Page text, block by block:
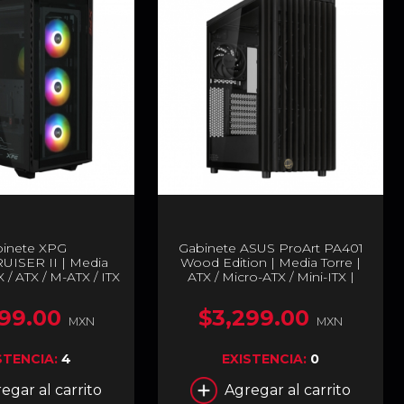
XPG
II | Media
/ ATX / M-ATX / ITX
ARGB Pre-
| Negro |
MXN
4
al carrito
Gabinete ASUS ProArt PA401
Wood Edition | Media Torre |
ATX / Micro-ATX / Mini-ITX |
Preinstalados | Panel Frontal
de Madera | Cristal Templado |
$3,299.00 MXN
EXISTENCIA: 0
Agregar al carrito